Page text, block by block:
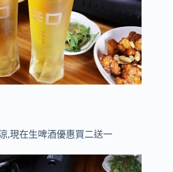
,現在生啤酒優惠買二送一